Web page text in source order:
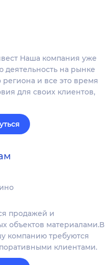
Наша компания уже
деятельность на рынке
и все это время
для своих клиентов,
продажей и
объектов материалами.В
компанию требуются
клиентами.